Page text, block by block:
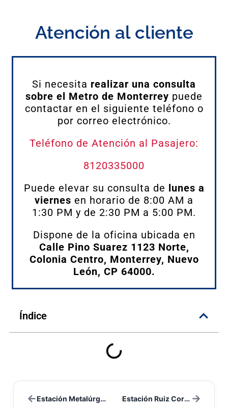
Atención al cliente
Si necesita realizar una consulta
sobre el Metro de Monterrey puede
contactar en el siguiente teléfono o
por correo electrónico.
Teléfono de Atención al Pasajero:
8120335000
Puede elevar su consulta de lunes a
viernes en horario de 8:00 AM a
1:30 PM y de 2:30 PM a 5:00 PM.
Dispone de la oficina ubicada en
Calle Pino Suarez 1123 Norte,
Colonia Centro, Monterrey, Nuevo
León, CP 64000.
Índice
← Estación Metalúrgicos Estación Ruiz Cortines →